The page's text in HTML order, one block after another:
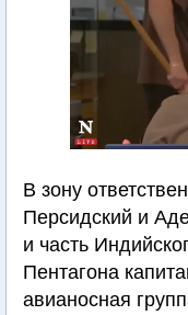
В зону
Персидский и
и часть
Пентагона
авианосная